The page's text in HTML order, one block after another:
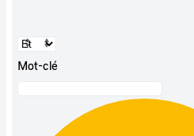
Mot-clé